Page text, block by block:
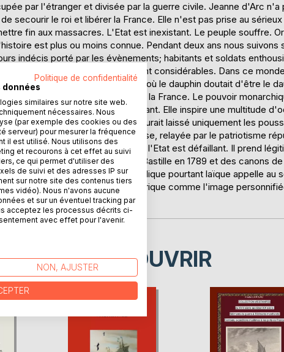
par l'étranger et divisée par la guerre civile. Jeanne d'Arc n'a
secourir le roi et libérer la France. Elle n'est pas prise au
fin aux massacres. L'Etat est inexistant. Le peuple souffre.
est plus ou moins connue. Pendant deux ans nous suivons
indécis porté par les évènements; habitants et soldats
Les conséquences politiques sont considérables. Dans ce
de la France, dans ce monde où le dauphin doutait d'être le
armée, elle refit l'armée, le roi, la France. Le pouvoir
le peuple aspire à passer l'occupant. Elle inspire une multitude
il que celui d'une comète qui aurait laissé uniquement les
royaliste, contrôlée par l'Eglise, relayée par le patriotisme
l'idée qu'il puisse s'armer quand l'Etat est défaillant. Il prend
Les évènements de la Bastille en 1789 et des canons
la 1ère Guerre Mondiale la République pourtant laïque appelle au
est glorifiée dans le roman historique comme l'image
par la légende?
À DÉCOUVRIR
Politique de confidentialité
données
similaires sur notre site web.
nécessaires. Nous
(par exemple des cookies ou des
serveur) pour mesurer la fréquence
il est utilisé. Nous utilisons des
et recourons à cet effet au suivi
ce qui permet d'utiliser des
de suivi et des adresses IP sur
sur notre site des contenus tiers
vidéo). Nous n'avons aucune
et sur un éventuel tracking par
acceptez les processus décrits ci-
avec effet pour l'avenir.
NON, AJUSTER